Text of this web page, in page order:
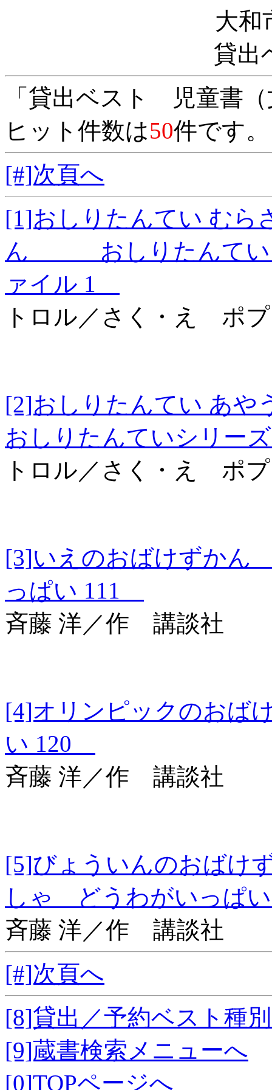
大和
貸出
「貸出ベスト 児童書
ヒット件数は50件です
[#]次頁へ
[1]おしりたんてい むら
ん おしりたんていシ
ァイル 1
トロル／さく・え ポ
[2]おしりたんてい
おしりたんていシリー
トロル／さく・え ポ
[3]いえのおばけずか
っぱい 111
斉藤 洋／作 講談社
[4]オリンピックのお
い 120
斉藤 洋／作 講談社
[5]びょういんのおば
しゃ どうわがいっぱ
斉藤 洋／作 講談社
[#]次頁へ
[8]貸出／予約ベスト種
[9]蔵書検索メニューへ
[0]TOPページへ